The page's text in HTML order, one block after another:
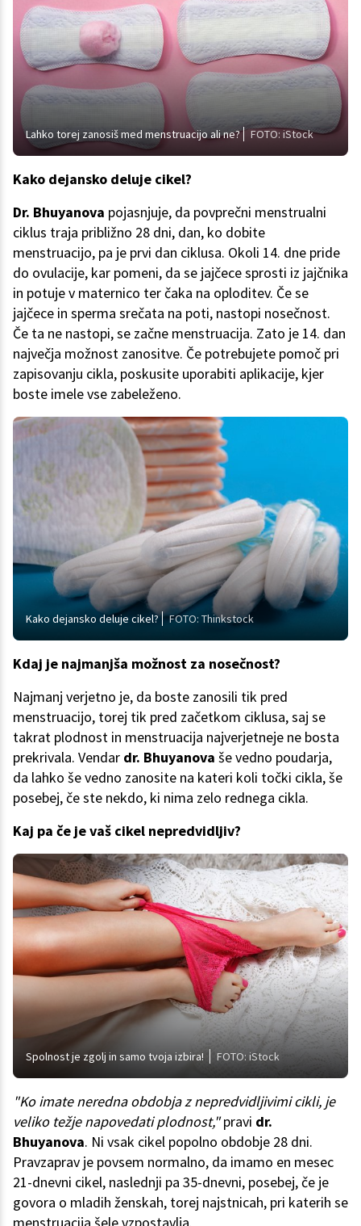
Lahko torej zanosiš med menstruacijo ali ne? FOTO: iStock
Kako dejansko deluje cikel?
Dr. Bhuyanova pojasnjuje, da povprečni menstrualni
ciklus traja približno 28 dni, dan, ko dobite
menstruacijo, pa je prvi dan ciklusa. Okoli 14. dne pride
do ovulacije, kar pomeni, da se jajčece sprosti iz jajčnika
in potuje v maternico ter čaka na oploditev. Če se
jajčece in sperma srečata na poti, nastopi nosečnost.
Če ta ne nastopi, se začne menstruacija. Zato je 14. dan
največja možnost zanositve. Če potrebujete pomoč pri
zapisovanju cikla, poskusite uporabiti aplikacije, kjer
boste imele vse zabeleženo.
Kako dejansko deluje cikel? FOTO: Thinkstock
Kdaj je najmanjša možnost za nosečnost?
Najmanj verjetno je, da boste zanosili tik pred
menstruacijo, torej tik pred začetkom ciklusa, saj se
takrat plodnost in menstruacija najverjetneje ne bosta
prekrivala. Vendar dr. Bhuyanova še vedno poudarja,
da lahko še vedno zanosite na kateri koli točki cikla, še
posebej, če ste nekdo, ki nima zelo rednega cikla.
Kaj pa če je vaš cikel nepredvidljiv?
Spolnost je zgolj in samo tvoja izbira! FOTO: iStock
"Ko imate neredna obdobja z nepredvidljivimi cikli, je
veliko težje napovedati plodnost,"pravi dr.
Bhuyanova. Ni vsak cikel popolno obdobje 28 dni.
Pravzaprav je povsem normalno, da imamo en mesec
21-dnevni cikel, naslednji pa 35-dnevni, posebej, če je
govora o mladih ženskah, torej najstnicah, pri katerih se
menstruacija šele vzpostavlja.